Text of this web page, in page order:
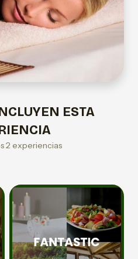
ESTA
2 experiencias